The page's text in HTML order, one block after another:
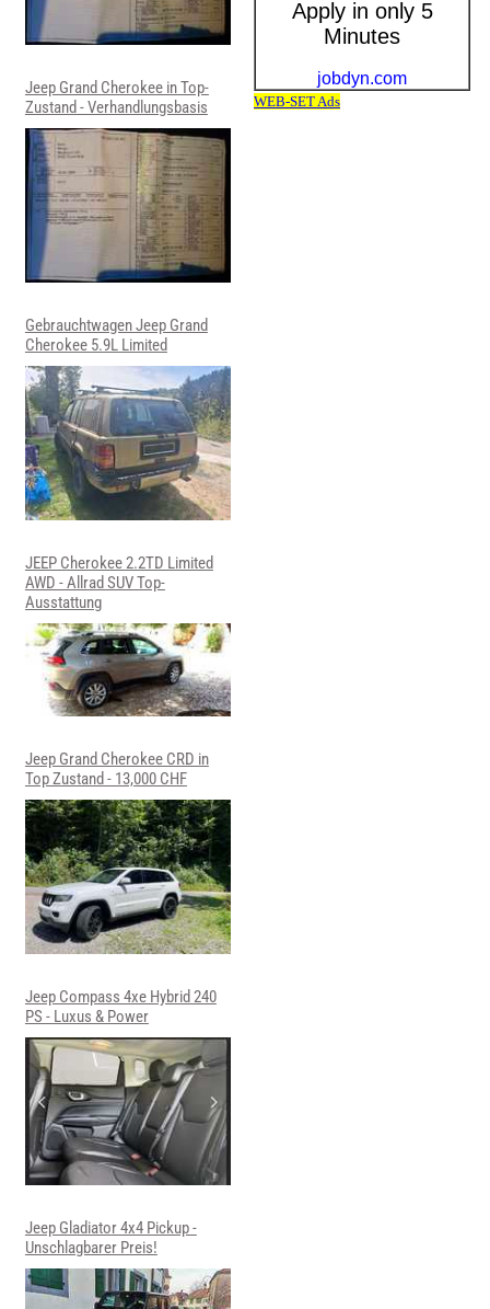
Jeep Grand Cherokee in Top-
Zustand - Verhandlungsbasis
Gebrauchtwagen Jeep Grand
Cherokee 5.9L Limited
JEEP Cherokee 2.2TD Limited
AWD - Allrad SUV Top-
Ausstattung
Jeep Grand Cherokee CRD in
Top Zustand - 13,000 CHF
Jeep Compass 4xe Hybrid 240
PS - Luxus & Power
Jeep Gladiator 4x4 Pickup -
Unschlagbarer Preis!